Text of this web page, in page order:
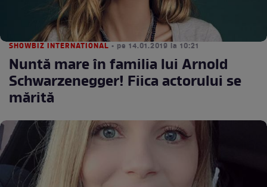
SHOWBIZ INTERNATIONAL • pe 14.01.2019 la 10:21
Nuntă mare în familia lui Arnold
Schwarzenegger! Fiica actorului se
mărită